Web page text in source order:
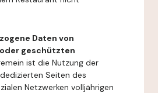
Daten von
geschützten
ist die Nutzung der
Seiten des
Netzwerken volljährigen